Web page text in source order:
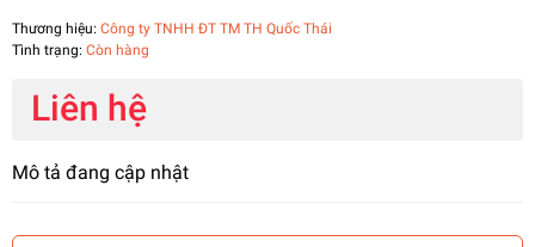
Thương hiệu: Công ty TNHH ĐT TM TH Quốc Thái
Tình trạng: Còn hàng
Liên hệ
Mô tả đang cập nhật